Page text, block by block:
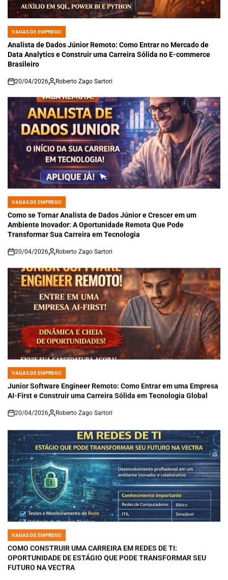
POSTED
IN
VAGAS DE EMPREGO
Analista de Dados Júnior Remoto: Como Entrar no Mercado de
Data Analytics e Construir uma Carreira Sólida no E-commerce
Brasileiro
on
20/04/2026 Roberto Zago Sartori
POSTED
IN
VAGAS DE EMPREGO
Como se Tornar Analista de Dados Júnior e Crescer em um
Ambiente Inovador: A Oportunidade Remota Que Pode
Transformar Sua Carreira em Tecnologia
on
20/04/2026 Roberto Zago Sartori
POSTED
VAGAS DE EMPREGO
Junior Software Engineer Remoto: Como Entrar em uma Empresa
AI-First e Construir uma Carreira Sólida em Tecnologia Global
on
20/04/2026 Roberto Zago Sartori
POSTED
IN
VAGAS DE EMPREGO
COMO CONSTRUIR UMA CARREIRA EM REDES DE TI:
OPORTUNIDADE DE ESTÁGIO QUE PODE TRANSFORMAR SEU
FUTURO NA VECTRA